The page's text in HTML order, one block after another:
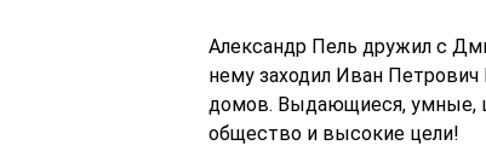
Александр Пель дружил с
нему заходил Иван
домов. Выдающиеся, умные,
общество и высокие цели!